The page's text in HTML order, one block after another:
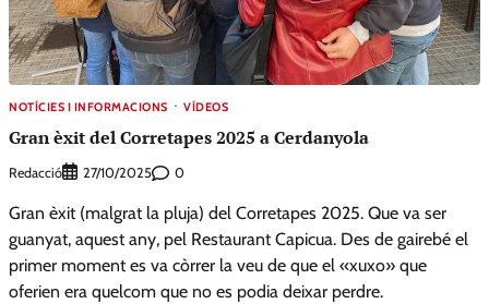
NOTÍCIES I INFORMACIONS VÍDEOS
Gran èxit del Corretapes 2025 a Cerdanyola
Redacció 27/10/2025 0
Gran èxit (malgrat la pluja) del Corretapes 2025. Que va ser
guanyat, aquest any, pel Restaurant Capicua. Des de gairebé el
primer moment es va còrrer la veu de que el «xuxo» que
oferien era quelcom que no es podia deixar perdre.